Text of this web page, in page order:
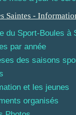
du Sport-Boules à
par année
des saisons
et les jeunes
organisés